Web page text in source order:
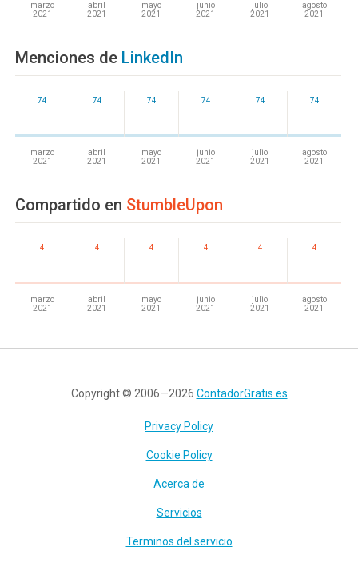
marzo
2021
abril
2021
mayo
2021
junio
2021
julio
2021
agosto
2021
Menciones de LinkedIn
74
marzo
2021
74
abril
2021
74
mayo
2021
74
junio
2021
74
julio
2021
74
agosto
2021
Compartido en StumbleUpon
4
marzo
2021
4
abril
2021
4
mayo
2021
4
junio
2021
4
julio
2021
4
agosto
2021
Copyright © 2006—2026 ContadorGratis.es
Privacy Policy
Cookie Policy
Acerca de
Servicios
Terminos del servicio